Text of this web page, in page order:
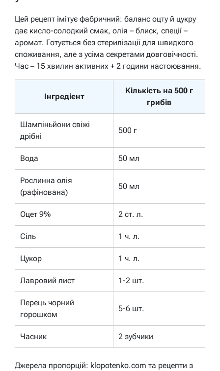
Цей рецепт імітує фабричний: баланс оцту й цукру
дає кисло-солодкий смак, олія – блиск, спеції –
аромат. Готується без стерилізації для швидкого
споживання, але з усіма секретами довговічності.
Час – 15 хвилин активних + 2 години настоювання.
Інгредієнт
Кількість на 500 г
грибів
Шампіньйони свіжі
дрібні
500 г
Вода 50 мл
Рослинна олія
(рафінована)
50 мл
Оцет 9% 2 ст. л.
Сіль 1 ч. л.
Цукор 1 ч. л.
Лавровий лист 1-2 шт.
Перець чорний
горошком
5-6 шт.
Часник 2 зубчики
Джерела пропорцій: klopotenko.com та рецепти з